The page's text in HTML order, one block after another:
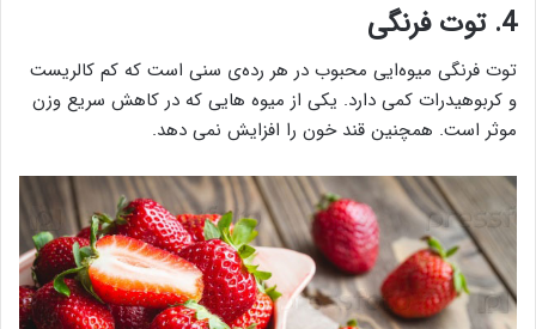
4. توت فرنگی
توت فرنگی میوه‌ایی محبوب در هر رده‌ی سنی است که کم کالریست
و کربوهیدرات کمی دارد. یکی از میوه هایی که در کاهش سریع وزن
موثر است. همچنین قند خون را افزایش نمی دهد.